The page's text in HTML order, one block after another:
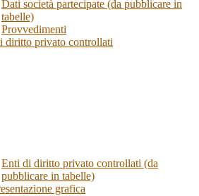
Dati società partecipate (da pubblicare in
tabelle)
Provvedimenti
diritto privato controllati
Enti di diritto privato controllati (da
pubblicare in tabelle)
grafica